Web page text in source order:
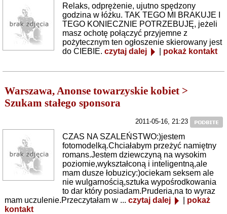
Relaks, odprężenie, ujutno spędzony
godzina w łóżku. TAK TEGO MI BRAKUJE I
TEGO KONIECZNIE POTRZEBUJĘ, jeżeli
masz ochotę połączyć przyjemne z
pożytecznym ten ogłoszenie skierowany jest
do CIEBIE. czytaj dalej pokaż kontakt
Warszawa, Anonse towarzyskie kobiet >
Szukam stałego sponsora
2011-05-16, 21:23
CZAS NA SZALEŃSTWO:)jestem
fotomodelką.Chciałabym przeżyć namiętny
romans.Jestem dziewczyną na wysokim
poziomie,wykształconą i inteligentną,ale
mam dusze łobuzicy:)ociekam seksem ale
nie wulgarnością,sztuka wypośrodkowania
to dar który posiadam.Pruderia,na to wyraz
mam uczulenie.Przeczytałam w ... czytaj dalej
pokaż
kontakt